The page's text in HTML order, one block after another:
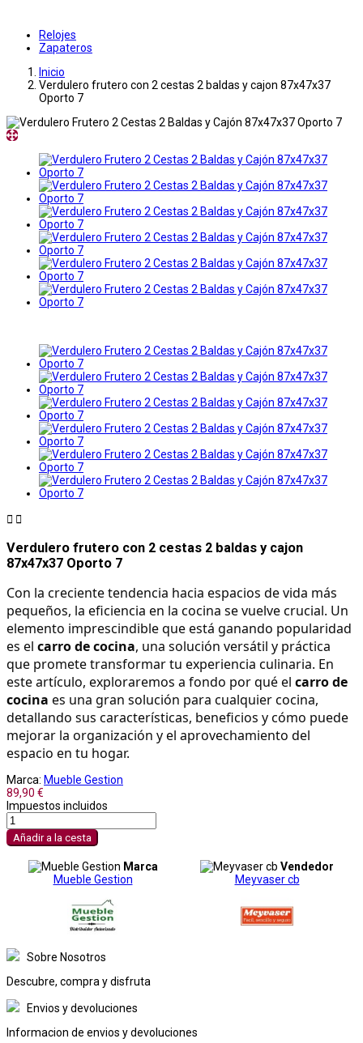
Relojes
Zapateros
Inicio
Verdulero frutero con 2 cestas 2 baldas y cajon 87x47x37
Oporto 7
 
Verdulero frutero con 2 cestas 2 baldas y cajon
87x47x37 Oporto 7
Con la creciente tendencia hacia espacios de vida más
pequeños, la eficiencia en la cocina se vuelve crucial. Un
elemento imprescindible que está ganando popularidad
es el carro de cocina, una solución versátil y práctica
que promete transformar tu experiencia culinaria. En
este artículo, exploraremos a fondo por qué el carro de
cocina es una gran solución para cualquier cocina,
detallando sus características, beneficios y cómo puede
mejorar la organización y el aprovechamiento del
espacio en tu hogar.
Marca: Mueble Gestion
89,90 €
Impuestos incluidos
Añadir a la cesta
Marca
Mueble Gestion
Vendedor
Meyvaser cb
Sobre Nosotros
Descubre, compra y disfruta
Envios y devoluciones
Informacion de envios y devoluciones